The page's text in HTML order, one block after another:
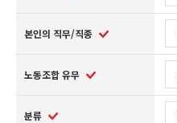
본인의 직무/직종
노동조합 유무
분류